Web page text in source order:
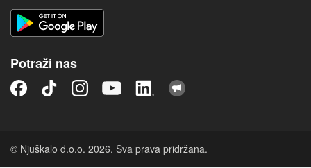
Potraži nas
© Njuškalo d.o.o. 2026. Sva prava pridržana.